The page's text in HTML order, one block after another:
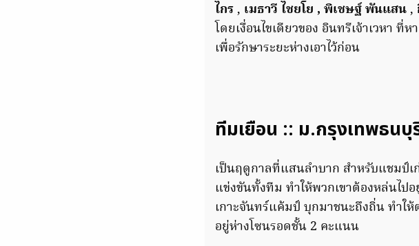
ไกร, เมธาวี ไชยโย , พิเชษฐ์ พันแสน,
โดยเงื่อนไขเดียวของ อินทรีเจ้าเวหา
เพื่อรักษาระยะห่างเอาไว้ก่อน
ทีมเยือน :: ม.กรุงเทพธนบุ
เป็นฤดูกาลที่แสนลำบาก สำหรับแชมป์เ
แข่งขันทั้งทีม ทำให้พวกเขาต้องหล่นไ
เกาะจันทร์แค้มป์ บุกมาชนะถึงถิ่น ทำใ
อยู่ห่างโซนรอดชั้น 2 คะแนน